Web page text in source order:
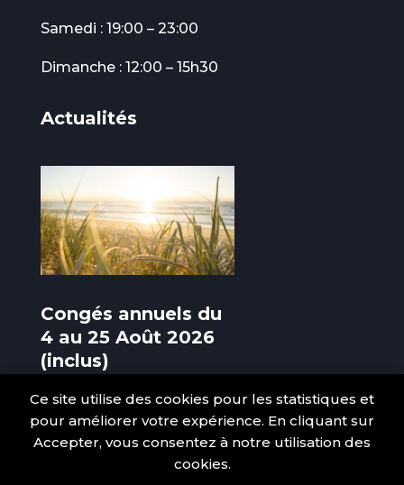
Ce site utilise des cookies pour les statistiques et
pour améliorer votre expérience. En cliquant sur
Accepter, vous consentez à notre utilisation des
cookies.
Samedi : 19:00 – 23:00
Dimanche : 12:00 – 15h30
Actualités
Congés annuels du
4 au 25 Août 2026
(inclus)
3 Août 2026